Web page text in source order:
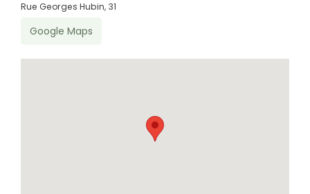
Rue Georges Hubin, 31
Google Maps